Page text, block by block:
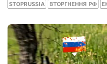
STOPRUSSIA ВТОРГНЕННЯ РФ